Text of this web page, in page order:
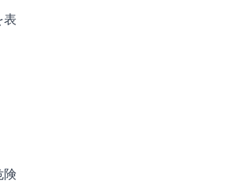
表
険